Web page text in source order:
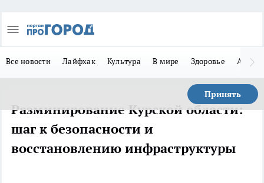
Все новости Лайфхак Культура В мире Здоровье Авто
Принять
Разминирование Курской области:
шаг к безопасности и
восстановлению инфраструктуры